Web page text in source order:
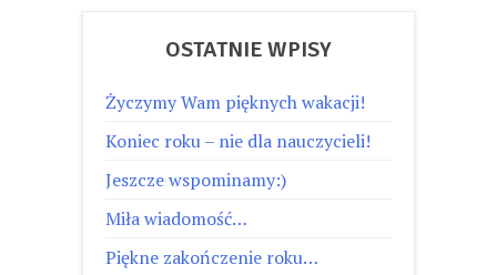
OSTATNIE WPISY
Życzymy Wam pięknych wakacji!
Koniec roku – nie dla nauczycieli!
Jeszcze wspominamy:)
Miła wiadomość…
Piękne zakończenie roku…